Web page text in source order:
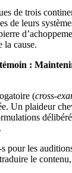
de trois
de leurs
la cause.
:
(cross-
Un plaideur
pour les
le